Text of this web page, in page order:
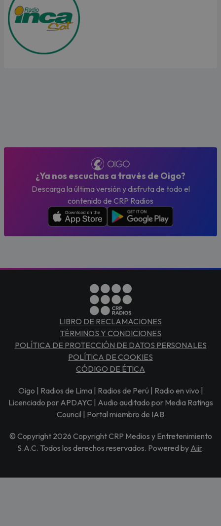
¿Ya nos escuchas a través de Oigo?
Descarga la última versión y disfruta de todo el
contenido de CRP Radios
LIBRO DE RECLAMACIONES
TÉRMINOS Y CONDICIONES
POLÍTICA DE PROTECCIÓN DE DATOS PERSONALES
POLÍTICA DE COOKIES
CÓDIGO DE ÉTICA
Oigo | Radios de Lima | Radios de Perú | Radio en vivo |
Licenciado por APDAYC | Audio auditado por Media Ratings
Council | Portal miembro de IAB
© Copyright 2026 Copyright CRP Medios y Entretenimiento
S.A.C. Todos los derechos reservados. Powered by Aiir.